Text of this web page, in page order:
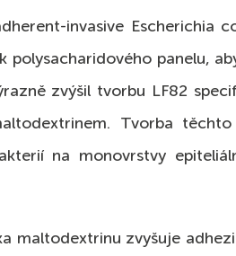
invasive
polysacharidového panelu,
zvýšil tvorbu LF82
Tvorba
na monovrstvy
maltodextrinu zvyšuje